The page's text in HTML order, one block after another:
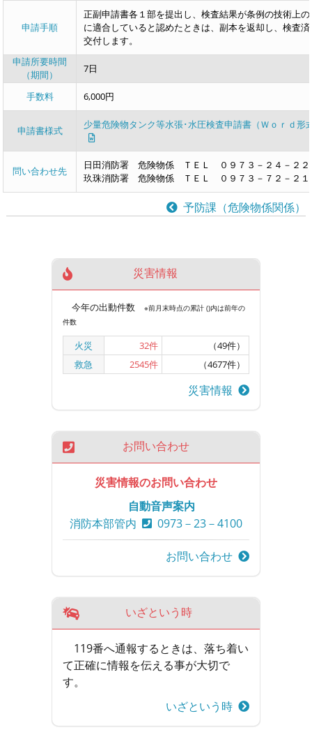
申請手順
正副申請書各１部を提出し、検査結果が条例の技術上
に適合していると認めたときは、副本を返却し、検査
交付します。
申請所要時間
（期間）
7日
手数料 6,000円
申請書様式 少量危険物タンク等水張･水圧検査申請書（Ｗｏｒｄ形
問い合わせ先
日田消防署 危険物係 ＴＥＬ ０９７３－２４－２２
玖珠消防署 危険物係 ＴＥＬ ０９７３－７２－２１
予防課（危険物係関係）
災害情報
今年の出動件数
※前月末時点の累計 ()内は前年の
件数
火災 32件
（49件）
救急
2545件 （4677件）
災害情報
お問い合わせ
災害情報のお問い合わせ
自動音声案内
消防本部管内
0973－23－4100
お問い合わせ
いざという時
119番へ通報するときは、落ち着い
て正確に情報を伝える事が大切で
す。
いざという時